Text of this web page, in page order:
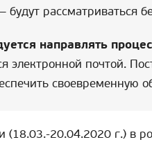
будут рассматриваться
направлять
электронной почтой.
своевременную
20.04.2020 г.) в